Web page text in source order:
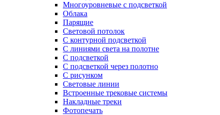
Многоуровневые с подсветкой
Облака
Парящие
Световой потолок
С контурной подсветкой
С линиями света на полотне
С подсветкой
С подсветкой через полотно
С рисунком
Световые линии
Встроенные трековые системы
Накладные треки
Фотопечать